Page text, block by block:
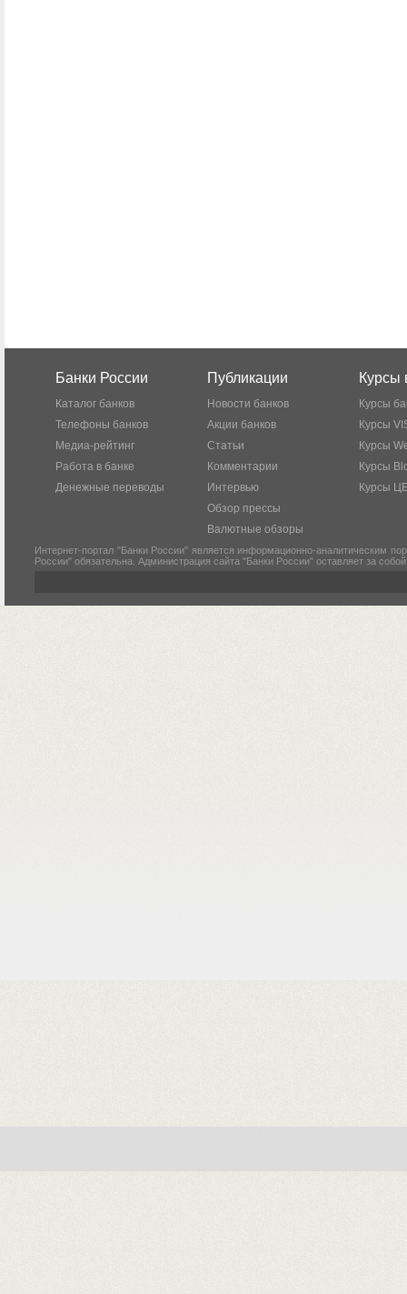
Банки России
Каталог банков
Телефоны банков
Медиа-рейтинг
Работа в банке
Денежные переводы
Публикации
Новости банков
Акции банков
Статьи
Комментарии
Интервью
Обзор прессы
Валютные обзоры
Курсы
Курсы
Курсы
Курсы
Курсы
Курсы
Интернет-портал "Банки России" является информационно-аналитическим
России" обязательна. Администрация сайта "Банки России" оставляет за